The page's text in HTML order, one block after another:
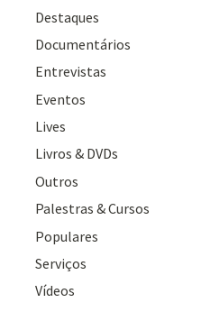
Destaques
Documentários
Entrevistas
Eventos
Lives
Livros & DVDs
Outros
Palestras & Cursos
Populares
Serviços
Vídeos